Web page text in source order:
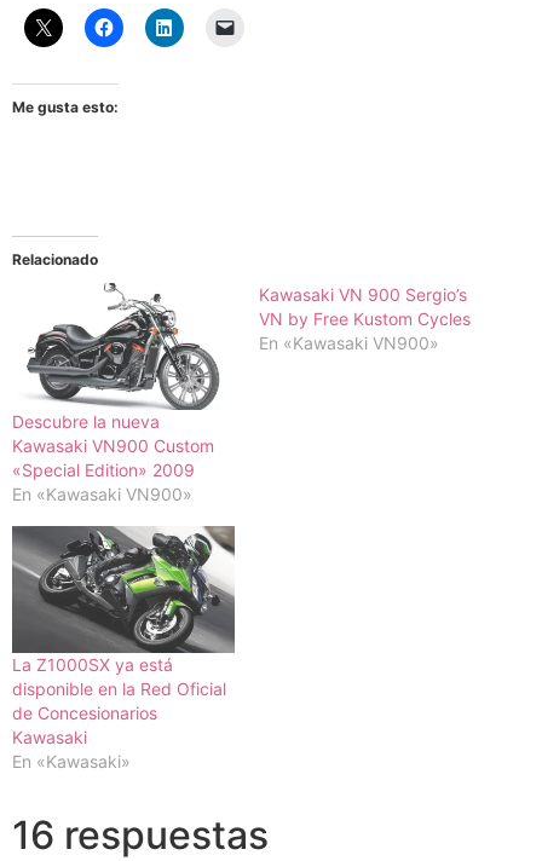
Me gusta esto:
Relacionado
Descubre la nueva
Kawasaki VN900 Custom
«Special Edition» 2009
En «Kawasaki VN900»
Kawasaki VN 900 Sergio’s
VN by Free Kustom Cycles
En «Kawasaki VN900»
La Z1000SX ya está
disponible en la Red Oficial
de Concesionarios
Kawasaki
En «Kawasaki»
16 respuestas